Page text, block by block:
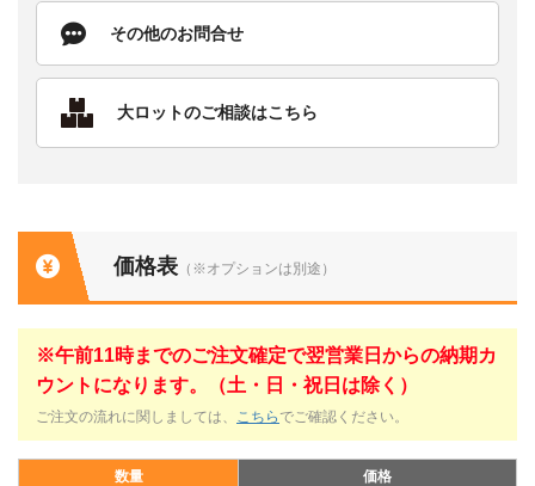
その他のお問合せ
大ロットのご相談はこちら
価格表 （※オプションは別途）
※午前11時までのご注文確定で翌営業日からの納期カ
ウントになります。（土・日・祝日は除く）
ご注文の流れに関しましては、 こちら でご確認ください。
数量 価格